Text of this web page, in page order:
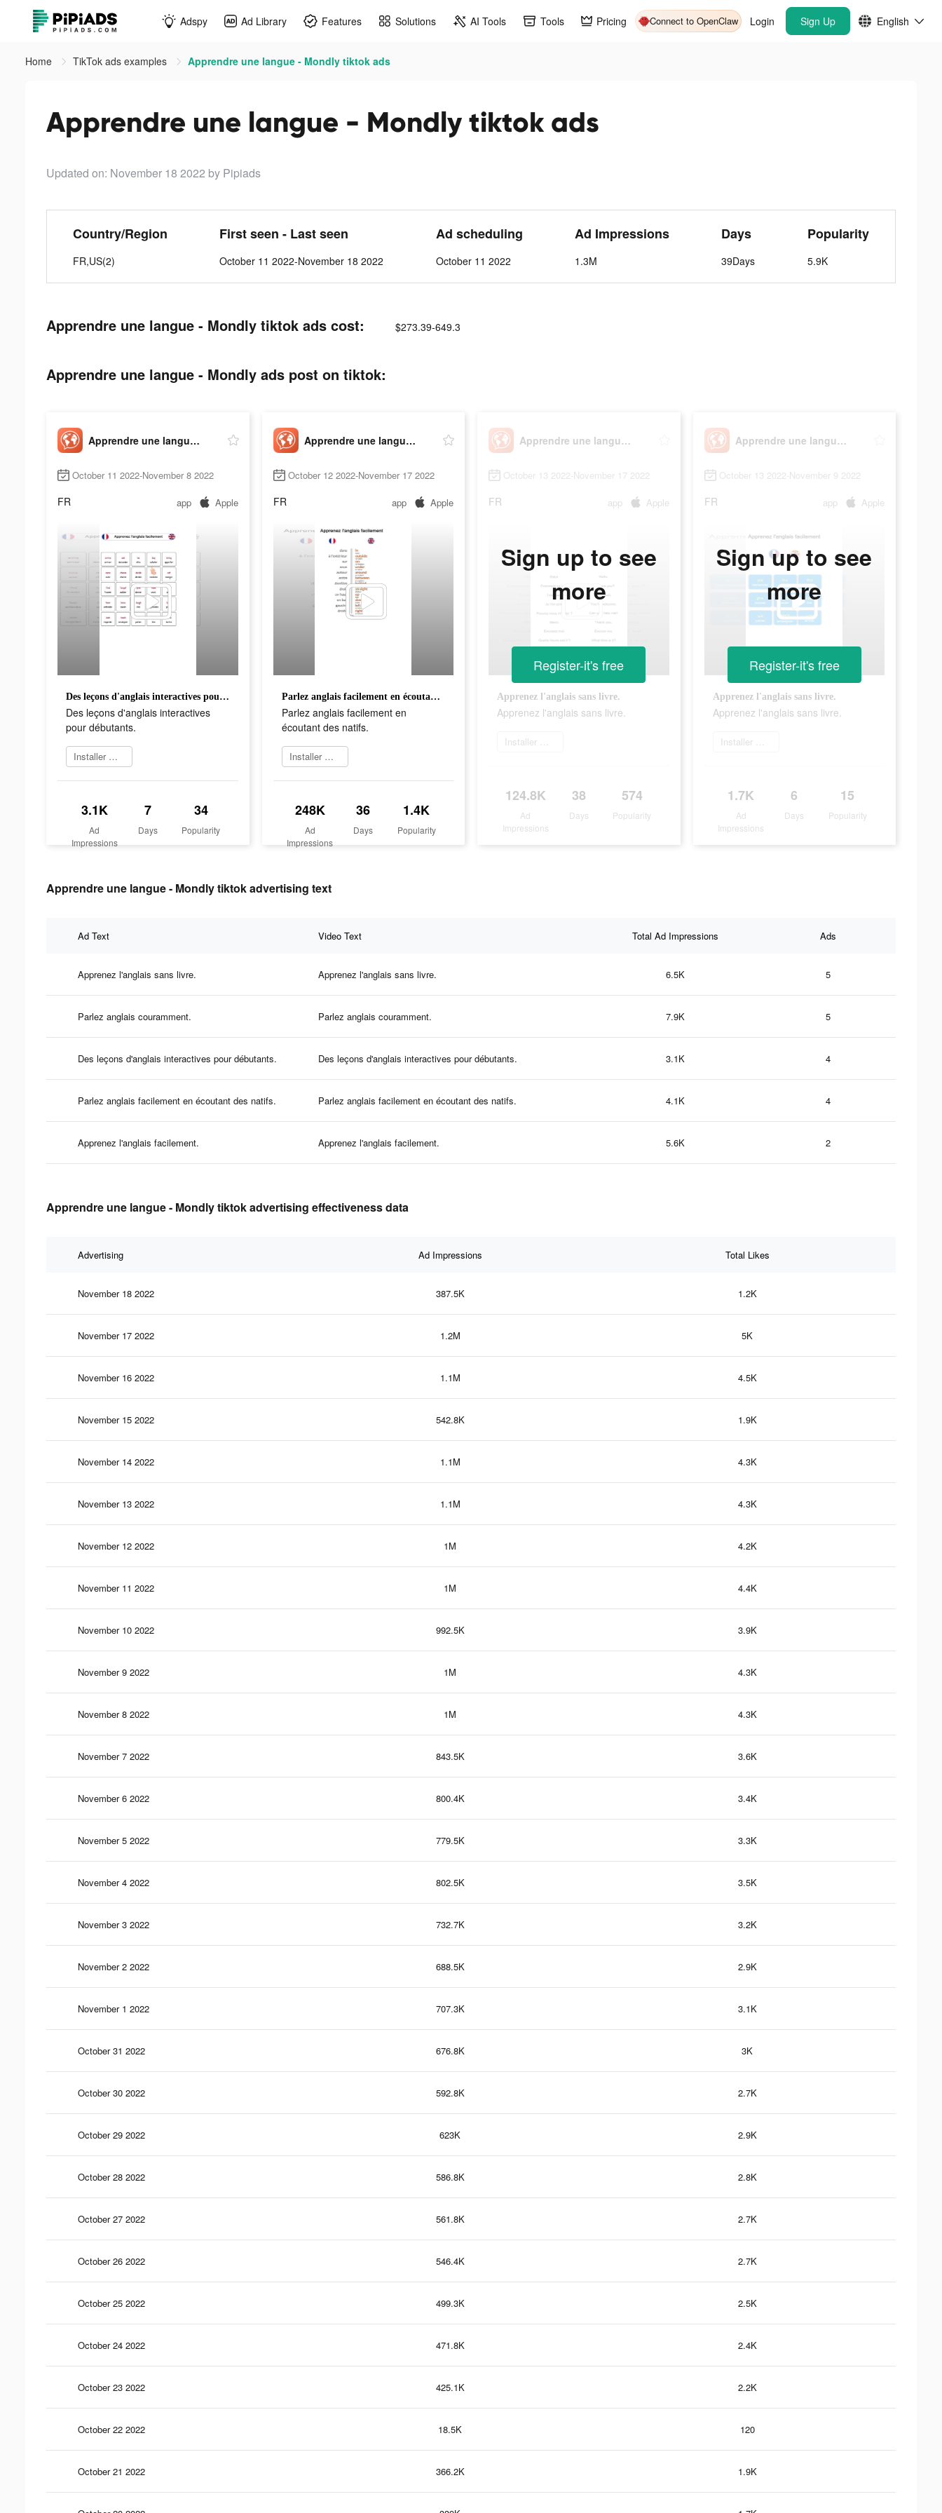
Adspy Ad Library Features Solutions AI Tools Tools Pricing Connect to OpenClaw Login Sign Up English
Home TikTok ads examples Apprendre une langue - Mondly tiktok ads
Apprendre une langue - Mondly tiktok ads
Updated on: November 18 2022 by Pipiads
Country/Region
FR,US(2)
First seen - Last seen
October 11 2022-November 18 2022
Ad scheduling
October 11 2022
Ad Impressions
1.3M
Days
39Days
Popularity
5.9K
Apprendre une langue - Mondly tiktok ads cost: $273.39-649.3
Apprendre une langue - Mondly ads post on tiktok:
Apprendre une langue - Mondly
October 11 2022-November 8 2022
FR app Apple
Des leçons d'anglais interactives pour débutants.
Des leçons d'anglais interactives
pour débutants.
Installer maintenant
3.1K
Ad
Impressions
7
Days
34
Popularity
Apprendre une langue - Mondly
October 12 2022-November 17 2022
FR app Apple
Parlez anglais facilement en écoutant des natifs.
Parlez anglais facilement en
écoutant des natifs.
Installer maintenant
248K
Ad
Impressions
36
Days
1.4K
Popularity
Apprendre une langue - Mondly
October 13 2022-November 17 2022
FR app Apple
Apprenez l'anglais sans livre.
Apprenez l'anglais sans livre.
Installer maintenant
124.8K
Ad
Impressions
38
Days
574
Popularity
Sign up to see
more
Register-it's free
Apprendre une langue - Mondly
October 13 2022-November 9 2022
FR app Apple
Apprenez l'anglais sans livre.
Apprenez l'anglais sans livre.
Installer maintenant
1.7K
Ad
Impressions
6
Days
15
Popularity
Sign up to see
more
Register-it's free
Apprendre une langue - Mondly tiktok advertising text
Ad Text Video Text Total Ad Impressions Ads
Apprenez l'anglais sans livre. Apprenez l'anglais sans livre. 6.5K 5
Parlez anglais couramment. Parlez anglais couramment. 7.9K 5
Des leçons d'anglais interactives pour débutants. Des leçons d'anglais interactives pour débutants. 3.1K 4
Parlez anglais facilement en écoutant des natifs. Parlez anglais facilement en écoutant des natifs. 4.1K 4
Apprenez l'anglais facilement. Apprenez l'anglais facilement. 5.6K 2
Apprendre une langue - Mondly tiktok advertising effectiveness data
Advertising Ad Impressions Total Likes
November 18 2022 387.5K 1.2K
November 17 2022 1.2M 5K
November 16 2022 1.1M 4.5K
November 15 2022 542.8K 1.9K
November 14 2022 1.1M 4.3K
November 13 2022 1.1M 4.3K
November 12 2022 1M 4.2K
November 11 2022 1M 4.4K
November 10 2022 992.5K 3.9K
November 9 2022 1M 4.3K
November 8 2022 1M 4.3K
November 7 2022 843.5K 3.6K
November 6 2022 800.4K 3.4K
November 5 2022 779.5K 3.3K
November 4 2022 802.5K 3.5K
November 3 2022 732.7K 3.2K
November 2 2022 688.5K 2.9K
November 1 2022 707.3K 3.1K
October 31 2022 676.8K 3K
October 30 2022 592.8K 2.7K
October 29 2022 623K 2.9K
October 28 2022 586.8K 2.8K
October 27 2022 561.8K 2.7K
October 26 2022 546.4K 2.7K
October 25 2022 499.3K 2.5K
October 24 2022 471.8K 2.4K
October 23 2022 425.1K 2.2K
October 22 2022 18.5K 120
October 21 2022 366.2K 1.9K